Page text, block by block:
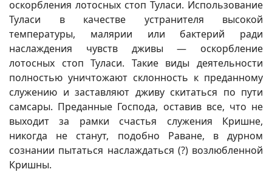
оскорбления лотосных стоп Туласи. Использование
Туласи в качестве устранителя высокой
температуры, малярии или бактерий ради
наслаждения чувств дживы — оскорбление
лотосных стоп Туласи. Такие виды деятельности
полностью уничтожают склонность к преданному
служению и заставляют дживу скитаться по пути
самсары. Преданные Господа, оставив все, что не
выходит за рамки счастья служения Кришне,
никогда не станут, подобно Раване, в дурном
сознании пытаться наслаждаться (?) возлюбленной
Кришны.